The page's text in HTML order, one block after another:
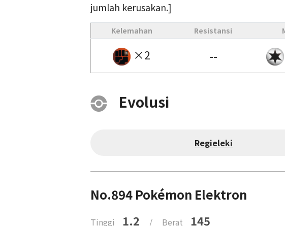
jumlah kerusakan.]
Kelemahan Resistansi
×2 --
Evolusi
Regieleki
No.894 Pokémon Elektron
Tinggi 1.2 / Berat 145